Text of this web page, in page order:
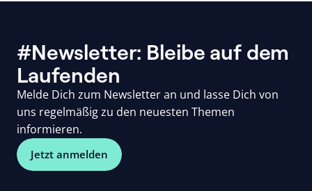
#Newsletter: Bleibe auf dem
Laufenden
Melde Dich zum Newsletter an und lasse Dich von
uns regelmäßig zu den neuesten Themen
informieren.
Jetzt anmelden